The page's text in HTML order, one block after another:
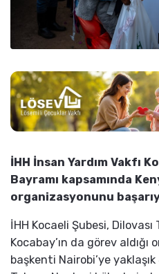
İHH İnsan Yardım Vakfı
Bayramı kapsamında
organizasyonunu
İHH Kocaeli Şubesi,
Kocabay’ın da görev aldığı
başkenti Nairobi’ye